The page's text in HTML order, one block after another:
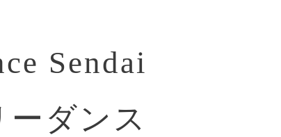
Sendai
ーダンス